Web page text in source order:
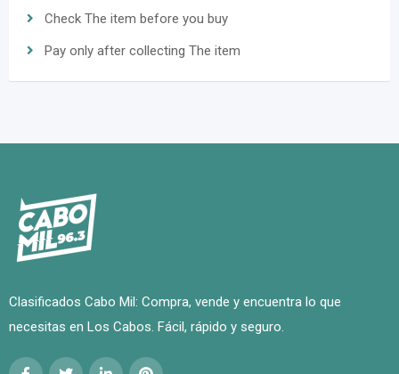
Check The item before you buy
Pay only after collecting The item
Clasificados Cabo Mil: Compra, vende y encuentra lo que
necesitas en Los Cabos. Fácil, rápido y seguro.